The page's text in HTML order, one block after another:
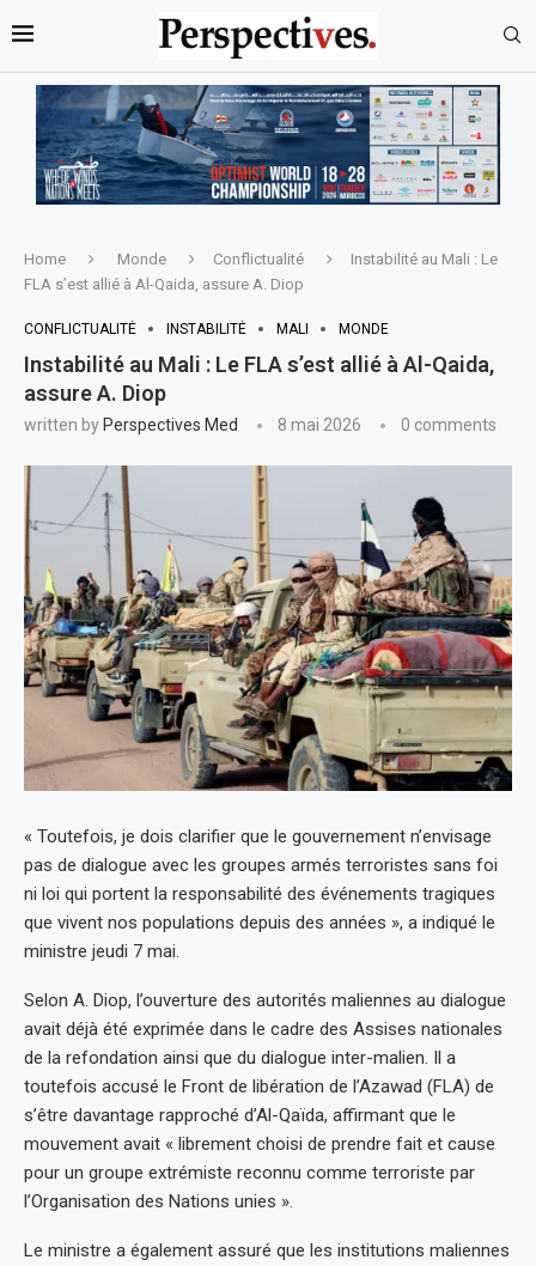
Home Monde Conflictualité
Instabilité au Mali : Le
FLA s’est allié à Al-Qaida, assure A. Diop
CONFLICTUALITÉ INSTABILITÉ MALI MONDE
Instabilité au Mali : Le FLA s’est allié à Al-Qaida,
assure A. Diop
written by Perspectives Med 8 mai 2026 0 comments
« Toutefois, je dois clarifier que le gouvernement n’envisage
pas de dialogue avec les groupes armés terroristes sans foi
ni loi qui portent la responsabilité des événements tragiques
que vivent nos populations depuis des années », a indiqué le
ministre jeudi 7 mai.
Selon A. Diop, l’ouverture des autorités maliennes au dialogue
avait déjà été exprimée dans le cadre des Assises nationales
de la refondation ainsi que du dialogue inter-malien. Il a
toutefois accusé le Front de libération de l’Azawad (FLA) de
s’être davantage rapproché d’Al-Qaïda, affirmant que le
mouvement avait « librement choisi de prendre fait et cause
pour un groupe extrémiste reconnu comme terroriste par
l’Organisation des Nations unies ».
Le ministre a également assuré que les institutions maliennes